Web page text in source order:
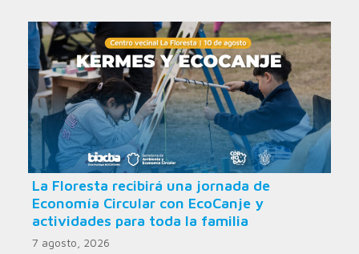
La Floresta recibirá una jornada de
Economía Circular con EcoCanje y
actividades para toda la familia
7 agosto, 2026